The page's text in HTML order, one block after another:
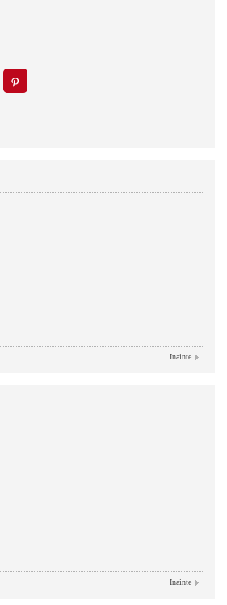
Inainte
Inainte